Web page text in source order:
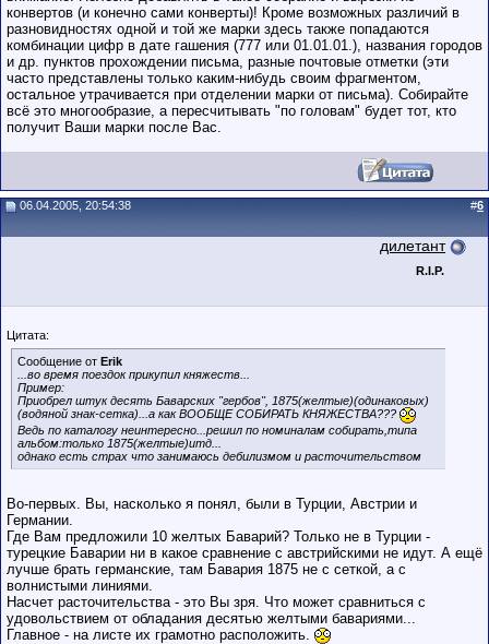
конвертов (и конечно сами конверты)! Кроме возможных различий в
разновидностях одной и той же марки здесь также попадаются
комбинации цифр в дате гашения (777 или 01.01.01.), названия городов
и др. пунктов прохождении письма, разные почтовые отметки (эти
часто представлены только каким-нибудь своим фрагментом,
остальное утрачивается при отделении марки от письма). Собирайте
всё это многообразие, а пересчитывать "по головам" будет тот, кто
получит Ваши марки после Вас.
06.04.2005, 20:54:38 #6
дилетант
R.I.P.
Цитата:
Сообщение от Erik
...во время поездок прикупил княжеств...
Пример:
Приобрел штук десять Баварских "гербов", 1875(желтые)(одинаковых)
(водяной знак-сетка)...а как ВООБЩЕ СОБИРАТЬ КНЯЖЕСТВА???
Ведь по каталогу неинтересно...решил по номиналам собирать,типа
альбом:только 1875(желтые)итд...
однако есть страх что занимаюсь дебилизмом и расточительством
Во-первых. Вы, насколько я понял, были в Турции, Австрии и
Германии.
Где Вам предложили 10 желтых Баварий? Только не в Турции -
турецкие Баварии ни в какое сравнение с австрийскими не идут. А ещё
лучше брать германские, там Бавария 1875 не с сеткой, а с
волнистыми линиями.
Насчет расточительства - это Вы зря. Что может сравниться с
удовольствием от обладания десятью желтыми бавариями...
Главное - на листе их грамотно расположить.